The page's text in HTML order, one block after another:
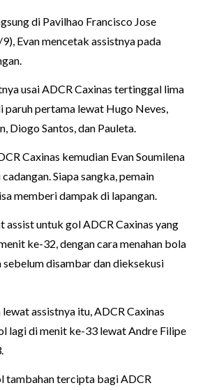
di Pavilhao Francisco Jose
Evan mencetak assistnya pada
usai ADCR Caxinas tertinggal lima
paruh pertama lewat Hugo Neves,
Diogo Santos, dan Pauleta.
Caxinas kemudian Evan Soumilena
Siapa sangka, pemain
memberi dampak di lapangan.
assist untuk gol ADCR Caxinas yang
ke-32, dengan cara menahan bola
disambar dan dieksekusi
assistnya itu, ADCR Caxinas
lagi di menit ke-33 lewat Andre Filipe
tambahan tercipta bagi ADCR